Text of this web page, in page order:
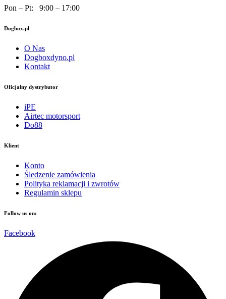
Pon – Pt: 9:00 – 17:00
Dogbox.pl
O Nas
Dogboxdyno.pl
Kontakt
Oficjalny dystrybutor
iPE
Airtec motorsport
Do88
Klient
Konto
Śledzenie zamówienia
Polityka reklamacji i zwrotów
Regulamin sklepu
Follow us on:
Facebook